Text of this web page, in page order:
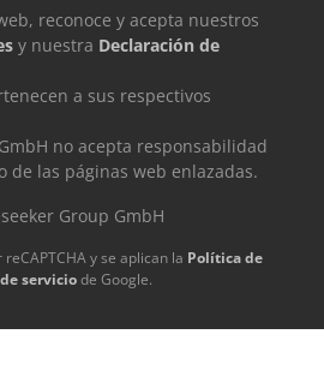
reconoce y acepta nuestros
y nuestra Declaración de
a sus respectivos
no acepta responsabilidad
de las páginas web enlazadas.
Group GmbH
y se aplican la Política de
serviciode Google.